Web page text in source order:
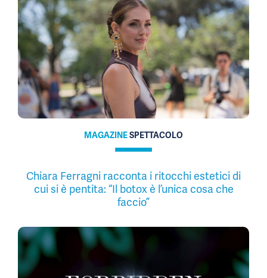
MAGAZINESPETTACOLO
Chiara Ferragni racconta i ritocchi estetici di
cui si è pentita: “Il botox è l’unica cosa che
faccio”